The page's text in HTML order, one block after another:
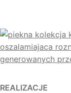
REALIZACJE